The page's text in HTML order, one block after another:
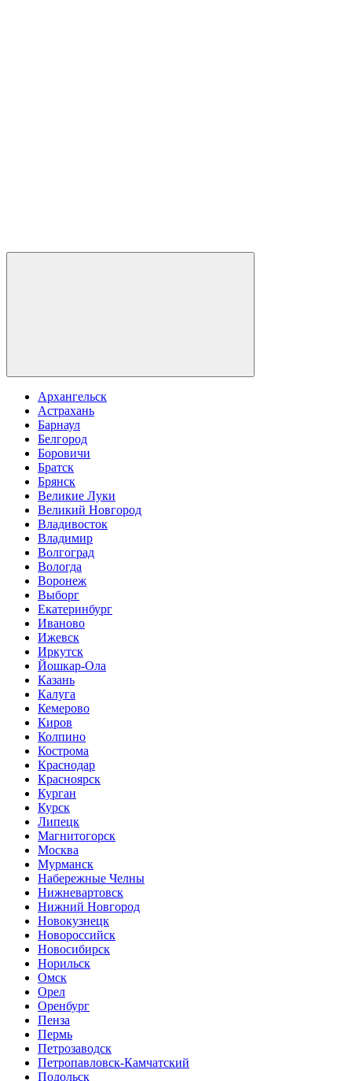
Архангельск
Астрахань
Барнаул
Белгород
Боровичи
Братск
Брянск
Великие Луки
Великий Новгород
Владивосток
Владимир
Волгоград
Вологда
Воронеж
Выборг
Екатеринбург
Иваново
Ижевск
Иркутск
Йошкар-Ола
Казань
Калуга
Кемерово
Киров
Колпино
Кострома
Краснодар
Красноярск
Курган
Курск
Липецк
Магнитогорск
Москва
Мурманск
Набережные Челны
Нижневартовск
Нижний Новгород
Новокузнецк
Новороссийск
Новосибирск
Норильск
Омск
Орел
Оренбург
Пенза
Пермь
Петрозаводск
Петропавловск-Камчатский
Подольск